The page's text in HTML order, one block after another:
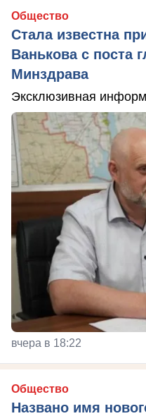
Общество
Стала известна
Ванькова с поста
Минздрава
Эксклюзивная
вчера в 18:22
Общество
Названо имя